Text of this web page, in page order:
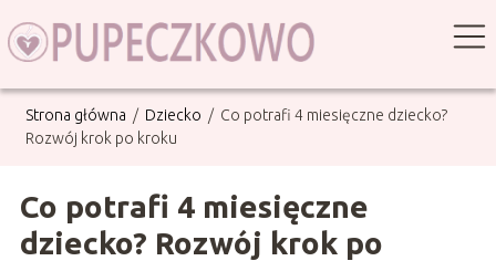
Strona główna / Dziecko / Co potrafi 4 miesięczne dziecko?
Rozwój krok po kroku
Co potrafi 4 miesięczne
dziecko? Rozwój krok po